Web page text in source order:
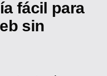
fácil para
sin